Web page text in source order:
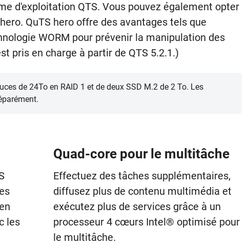
d'exploitation QTS. Vous pouvez également opter
QuTS hero offre des avantages tels que
WORM pour prévenir la manipulation des
pris en charge à partir de QTS 5.2.1.)
de 24To en RAID 1 et de deux SSD M.2 de 2 To. Les
les
Quad-core pour le multitâche
Effectuez des tâches supplémentaires,
diffusez plus de contenu multimédia et
exécutez plus de services grâce à un
processeur 4 cœurs Intel® optimisé pour
le multitâche.